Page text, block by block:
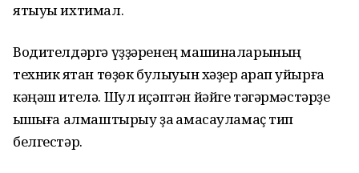
ятыуы ихтимал.
Водителдәргә үҙҙәренең машиналарының
техник яҡтан төҙөк булыуын хәҙер ҡарап ҡуйырға
кәңәш ителә. Шул иҫәптән йәйге тәгәрмәстәрҙе
ҡышҡыға алмаштырыу ҙа ҡамасауламаҫ тип
белгестәр.